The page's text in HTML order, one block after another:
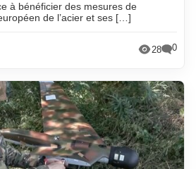
à bénéficier des mesures de
de l’acier et ses […]
28 0